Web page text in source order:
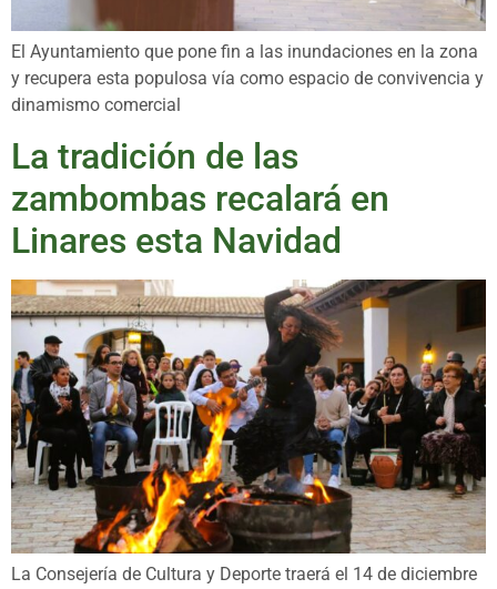
El Ayuntamiento que pone fin a las inundaciones en la zona
y recupera esta populosa vía como espacio de convivencia y
dinamismo comercial
La tradición de las
zambombas recalará en
Linares esta Navidad
La Consejería de Cultura y Deporte traerá el 14 de diciembre